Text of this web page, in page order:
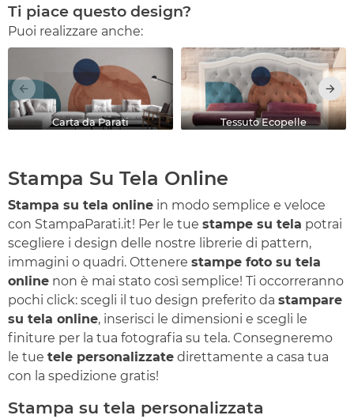
Ti piace questo design?
Puoi realizzare anche:
Carta da Parati Tessuto Ecopelle
Stampa Su Tela Online
Stampa su tela online in modo semplice e veloce
con StampaParati.it! Per le tue stampe su tela potrai
scegliere i design delle nostre librerie di pattern,
immagini o quadri. Ottenere stampe foto su tela
online non è mai stato così semplice! Ti occorreranno
pochi click: scegli il tuo design preferito da stampare
su tela online, inserisci le dimensioni e scegli le
finiture per la tua fotografia su tela. Consegneremo
le tue tele personalizzate direttamente a casa tua
con la spedizione gratis!
Stampa su tela personalizzata